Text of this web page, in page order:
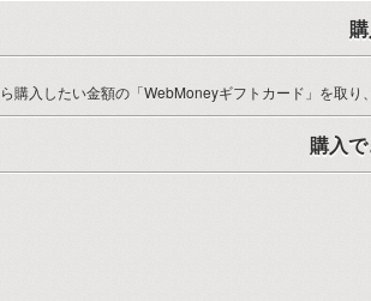
入したい金額の「WebMoneyギフトカード」を取り
購入